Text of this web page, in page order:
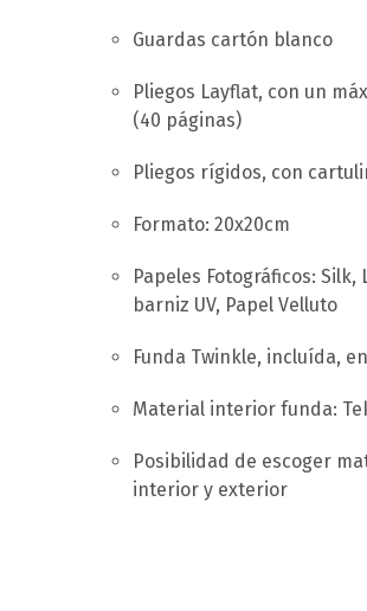
Guardas cartón blanco
Pliegos Layflat, con un
(40 páginas)
Pliegos rígidos, con
Formato: 20x20cm
Papeles Fotográficos:
barniz UV, Papel Velluto
Funda Twinkle, incluída,
Material interior funda:
Posibilidad de escoger
interior y exterior